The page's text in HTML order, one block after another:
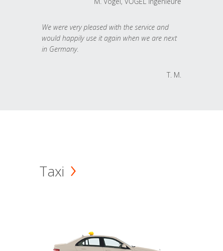
We were very pleased with the service and
would happily use it again when we are next
in Germany.
T. M.
Taxi